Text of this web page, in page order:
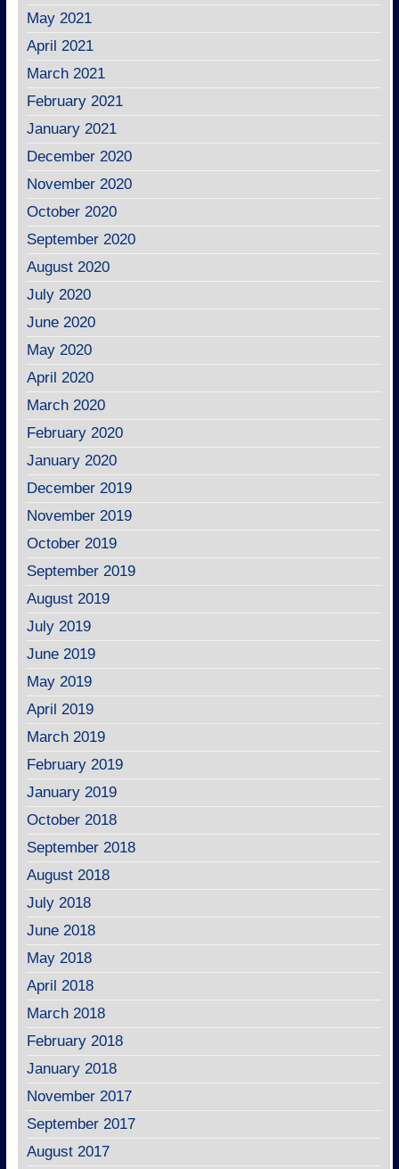
May 2021
April 2021
March 2021
February 2021
January 2021
December 2020
November 2020
October 2020
September 2020
August 2020
July 2020
June 2020
May 2020
April 2020
March 2020
February 2020
January 2020
December 2019
November 2019
October 2019
September 2019
August 2019
July 2019
June 2019
May 2019
April 2019
March 2019
February 2019
January 2019
October 2018
September 2018
August 2018
July 2018
June 2018
May 2018
April 2018
March 2018
February 2018
January 2018
November 2017
September 2017
August 2017